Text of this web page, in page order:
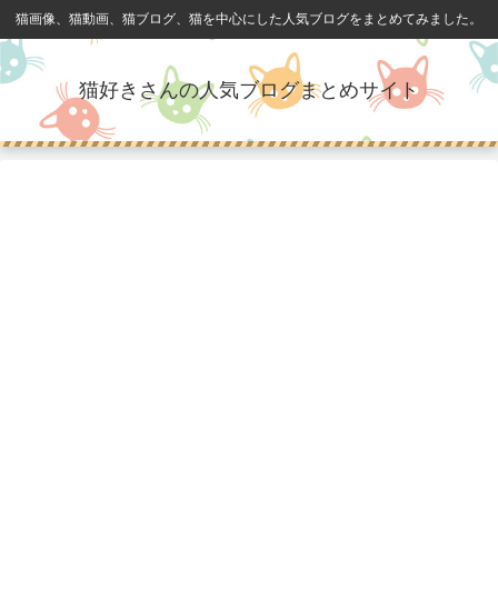
猫画像、猫動画、猫ブログ、猫を中心にした人気ブログをまとめてみました。
猫好きさんの人気ブログまとめサイト